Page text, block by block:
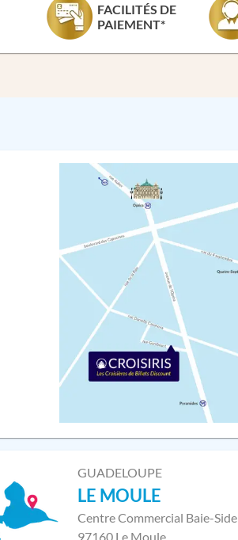
FACILITÉS DE
PAIEMENT*
GUADELOUPE
LE MOULE
Centre Commercial Baie-Side
97160 Le Moule